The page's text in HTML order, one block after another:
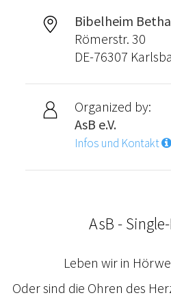
Bibelheim
Römerstr. 30
DE-76307
Organized by:
AsB e.V.
Infos und Kontakt
AsB -
Leben wir in
Oder sind die Ohren des